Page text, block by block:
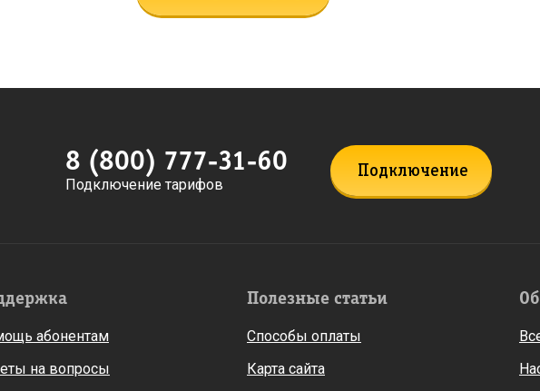
8 (800) 777-31-60
Подключение тарифов
Подключение
абонентам
на вопросы
Полезные статьи
Способы оплаты
Карта сайта